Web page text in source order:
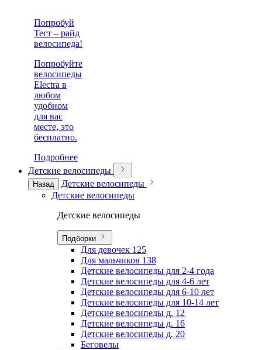
Попробуй
Тест – райд
велосипеда!
Попробуйте
велосипеды
Electra в
любом
удобном
для вас
месте, это
бесплатно.
Подробнее
Детские велосипеды
Назад
Детские велосипеды
Детские велосипеды
Детские велосипеды
Подборки
Для девочек 125
Для мальчиков 138
Детские велосипеды для 2-4 года
Детские велосипеды для 4-6 лет
Детские велосипеды для 6-10 лет
Детские велосипеды для 10-14 лет
Детские велосипеды д. 12
Детские велосипеды д. 16
Детские велосипеды д. 20
Беговелы